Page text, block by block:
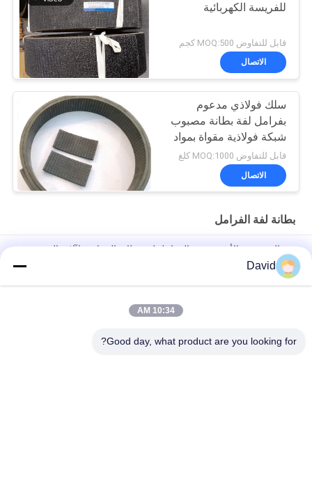
للفريسة الكهربائية
قابل للتفاوض MOQ:500 كجم
الاتصال
سلك فولاذي مدعوم
بفرامل لفة بطانة مصبوب
شبكة فولاذية مقواة بمواد
مطاطية
قابل للتفاوض MOQ:1000 كلغ
الاتصال
بطانة لفة الفرامل
غير المنسوجة الأسبستوس الفرامل لفة بطانة الصناعية لآلات السفن
أجزاء جرار أوتوماتيكية بطانة فرامل مع نحاس نحاسي لفرامل أسطوانة
فرامل الأحذية
شريط الفرامل من الألياف الزجاجية الفسكوزية التبطين بشهادة
David
10:34 AM
Good day, what product are you looking for?